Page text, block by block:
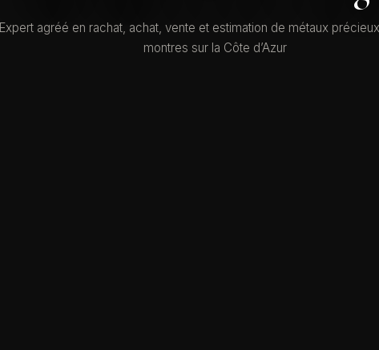
Expert agréé en rachat, achat, vente et estimation de métaux
montres sur la Côte d’Azur